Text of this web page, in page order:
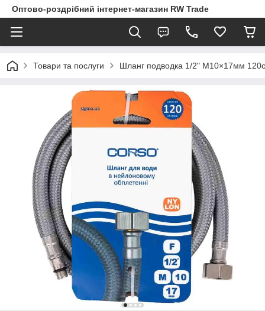
Оптово-роздрібний інтернет-магазин RW Trade
Товари та послуги Шланг подводка 1/2" М10×17мм